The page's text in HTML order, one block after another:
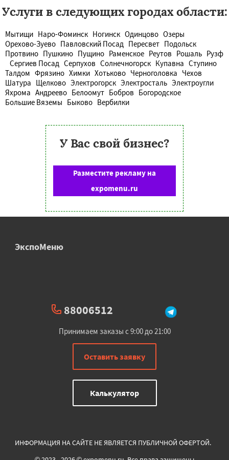
Услуги в следующих городах области:
Мытищи Наро-Фоминск Ногинск Одинцово Озеры
Орехово-Зуево Павловский Посад Пересвет Подольск
Протвино Пушкино Пущино Раменское Реутов Рошаль Рузф
Сергиев Посад Серпухов Солнечногорск Купавна Ступино
Талдом Фрязино Химки Хотьково Черноголовка Чехов
Шатура Щелково Электрогорск Электросталь Электроугли
Яхрома Андреево Белоомут Бобров Богородское
Большие Вяземы Быково Вербилки
У Вас свой бизнес?
Разместите рекламу на
expomenu.ru
ЭкспоМеню
88006512
Принимаем заказы с 9:00 до 21:00
Оставить заявку
Калькулятор
ИНФОРМАЦИЯ НА САЙТЕ НЕ ЯВЛЯЕТСЯ ПУБЛИЧНОЙ ОФЕРТОЙ.